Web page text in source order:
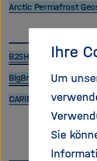
Arctic Permafrost
B2SHARE Server
BigBrain Database
CARIBIC
Ihre
Um
Sie